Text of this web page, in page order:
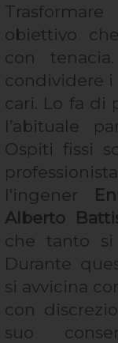
obiettivo
con
condividere
cari. Lo fa di
l’abituale
Ospiti fissi
l'ingener
Alberto
che tanto
Durante
si avvicina
con
suo